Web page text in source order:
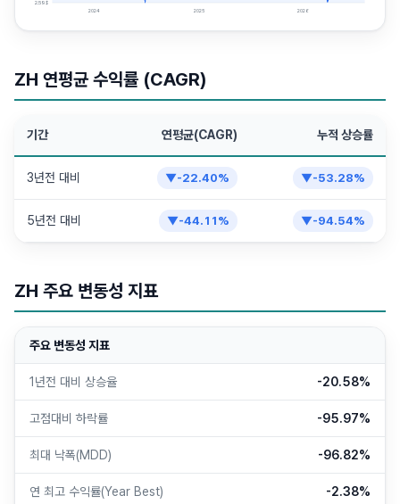
2.59$
2024 2025 2026
ZH 연평균 수익률 (CAGR)
기간 연평균(CAGR) 누적 상승률
3년전 대비 ▼-22.40% ▼-53.28%
5년전 대비 ▼-44.11 % ▼-94.54%
ZH 주요 변동성 지표
주요 변동성 지표
1년전 대비 상승율 -20.58%
고점대비 하락률 -95.97%
최대 낙폭(MDD) -96.82%
연 최고 수익률(Year Best) -2.38%